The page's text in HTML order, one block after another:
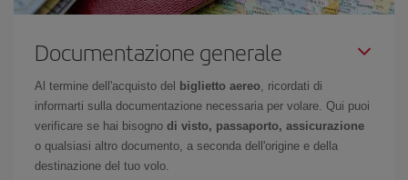
Documentazione generale
Al termine dell'acquisto del biglietto aereo, ricordati di
informarti sulla documentazione necessaria per volare. Qui puoi
verificare se hai bisogno di visto, passaporto, assicurazione
o qualsiasi altro documento, a seconda dell'origine e della
destinazione del tuo volo.